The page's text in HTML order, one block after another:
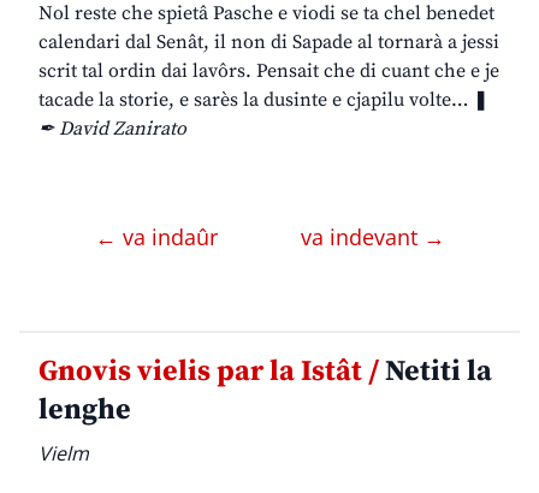
Nol reste che spietâ Pasche e viodi se ta chel benedet
calendari dal Senât, il non di Sapade al tornarà a jessi
scrit tal ordin dai lavôrs. Pensait che di cuant che e je
tacade la storie, e sarès la dusinte e cjapilu volte… ❚
✒ David Zanirato
← va indaûr va indevant →
Gnovis vielis par la Istât /Netiti la
lenghe
Vielm